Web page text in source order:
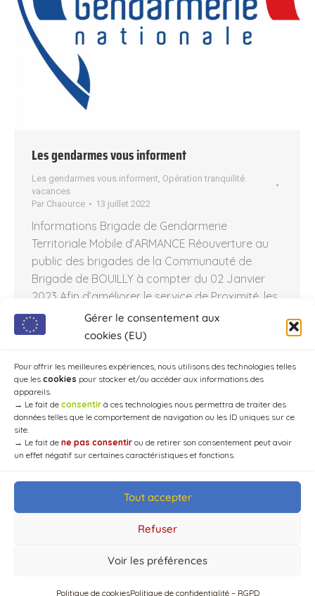
Gérer le consentement aux
cookies (EU)
Pour offrir les meilleures expériences, nous utilisons des technologies telles
que les cookies pour stocker et/ou accéder aux informations des
appareils.
→ Le fait de consentir à ces technologies nous permettra de traiter des
données telles que le comportement de navigation ou les ID uniques sur ce
site.
→ Le fait de ne pas consentir ou de retirer son consentement peut avoir
un effet négatif sur certaines caractéristiques et fonctions.
Tout accepter
Refuser
Voir les préférences
Politique de cookiesPolitique de confidentialité – RGPD
Les gendarmes vous informent
Les gendarmes vous informent, Opération tranquilité
vacances
Par Chaource 13 juillet 2022
Informations Brigade de Gendarmerie
Territoriale Mobile d’ARMANCE Réouverture au
public des brigades de la Communauté de
Brigade de BOUILLY à compter du 02 Janvier
2023 Afin d’améliorer le service de Proximité, les
Brigades de Gendarmerie de CHAOURCE et
d’ERVY LE CHATEL vont ouvrir leurs accueils. De
l’ensemble de…
© Mairie de Chaource [2004-2024] | Tous droits réservés.
Developed byWEB3-DESIGN